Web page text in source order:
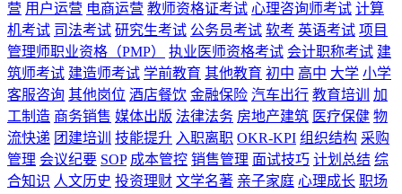
营 用户运营 电商运营 教师资格证考试 心理咨询师考试 计算
机考试 司法考试 研究生考试 公务员考试 软考 英语考试 项目
管理师职业资格（PMP）
执业医师资格考试 会计职称考试 建
筑师考试 建造师考试 学前教育 其他教育 初中 高中 大学 小学
客服咨询 其他岗位 酒店餐饮 金融保险 汽车出行 教育培训
加
工制造 商务销售 媒体出版 法律法务 房地产建筑 医疗保健 物
流快递 团建培训 技能提升 入职离职 OKR-KPI 组织结构 采购
管理 会议纪要 SOP 成本管控 销售管理 面试技巧 计划总结 综
合知识 人文历史 投资理财 文学名著 亲子家庭 心理成长 职场